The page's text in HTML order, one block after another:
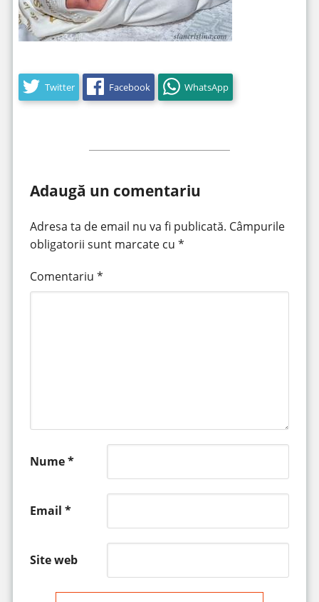
Twitter Facebook WhatsApp
Adaugă un comentariu
Adresa ta de email nu va fi publicată. Câmpurile
obligatorii sunt marcate cu *
Comentariu *
Nume*
Email *
Site web